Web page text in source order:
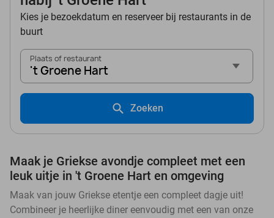
Kies je bezoekdatum en reserveer bij restaurants in de
buurt
Plaats of restaurant
't Groene Hart
Zoeken
Maak je Griekse avondje compleet met een
leuk uitje in 't Groene Hart en omgeving
Maak van jouw Griekse etentje een compleet dagje uit!
Combineer je heerlijke diner eenvoudig met een van onze